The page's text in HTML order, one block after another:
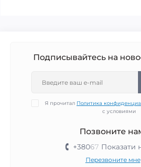
Подписывайтесь на
Я прочитал Политика
с условиями
Позвоните
+38067 Показати
Перезвоните мне